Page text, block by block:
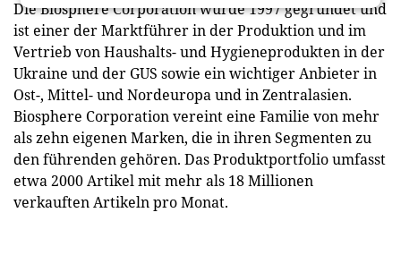
Die Biosphere Corporation wurde 1997 gegründet und
ist einer der Marktführer in der Produktion und im
Vertrieb von Haushalts- und Hygieneprodukten in der
Ukraine und der GUS sowie ein wichtiger Anbieter in
Ost-, Mittel- und Nordeuropa und in Zentralasien.
Biosphere Corporation vereint eine Familie von mehr
als zehn eigenen Marken, die in ihren Segmenten zu
den führenden gehören. Das Produktportfolio umfasst
etwa 2000 Artikel mit mehr als 18 Millionen
verkauften Artikeln pro Monat.